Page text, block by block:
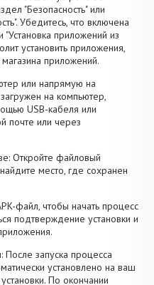
"Безопасность" или
Убедитесь, что включена
"Установка приложений из
установить приложения,
приложений.
или напрямую на
на компьютер,
USB-кабеля или
почте или через
Откройте файловый
место, где сохранен
файл, чтобы начать процесс
подтверждение установки и
запуска процесса
установлено на ваш
По окончании